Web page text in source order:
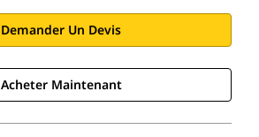
Demander Un Devis
Acheter Maintenant